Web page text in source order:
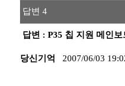
답변 4
답변 : P35 칩 지원 메인
당신기억 2007/06/03